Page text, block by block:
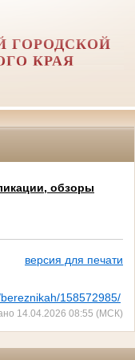
ГОРОДСКОЙ
КРАЯ
обзоры
версия для печати
158572985/
14.04.2026 08:55 (МСК)